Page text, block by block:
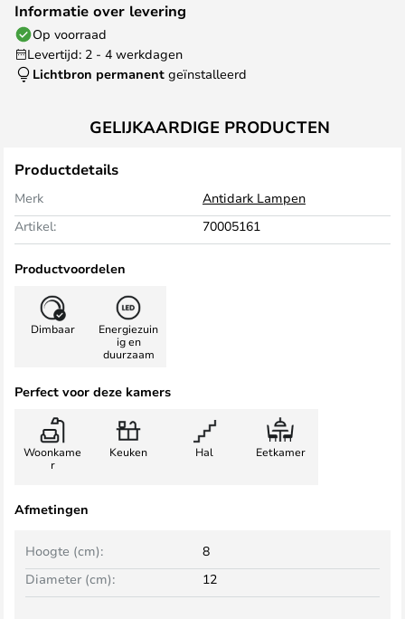
Informatie over levering
Op voorraad
Levertijd: 2 - 4 werkdagen
Lichtbron permanent geïnstalleerd
GELIJKAARDIGE PRODUCTEN
Productdetails
Merk
Antidark Lampen
Artikel:
70005161
Productvoordelen
Dimbaar
Energiezuin
ig en
duurzaam
Perfect voor deze kamers
Woonkame
r
Keuken Hal Eetkamer
Afmetingen
Hoogte (cm):
8
Diameter (cm):
12